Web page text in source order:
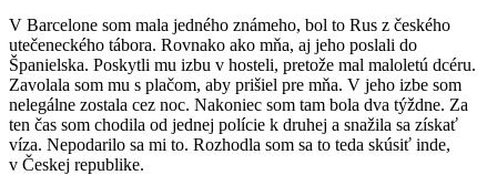
V Barcelone som mala jedného známeho, bol to Rus z českého
utečeneckého tábora. Rovnako ako mňa, aj jeho poslali do
Španielska. Poskytli mu izbu v hosteli, pretože mal maloletú dcéru.
Zavolala som mu s plačom, aby prišiel pre mňa. V jeho izbe som
nelegálne zostala cez noc. Nakoniec som tam bola dva týždne. Za
ten čas som chodila od jednej polície k druhej a snažila sa získať
víza. Nepodarilo sa mi to. Rozhodla som sa to teda skúsiť inde,
v Českej republike.